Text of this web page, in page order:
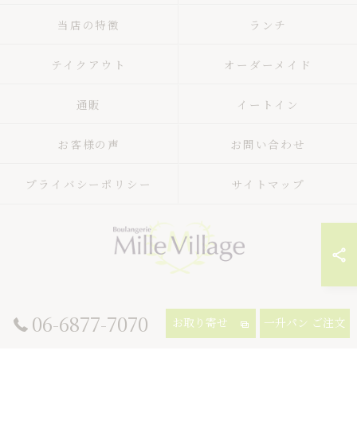
06-6877-7070 お取り寄せ 一升パン ご注文
当店の特徴 ランチ
テイクアウト オーダーメイド
通販 イートイン
お客様の声 お問い合わせ
プライバシーポリシー サイトマップ
RESERVED.